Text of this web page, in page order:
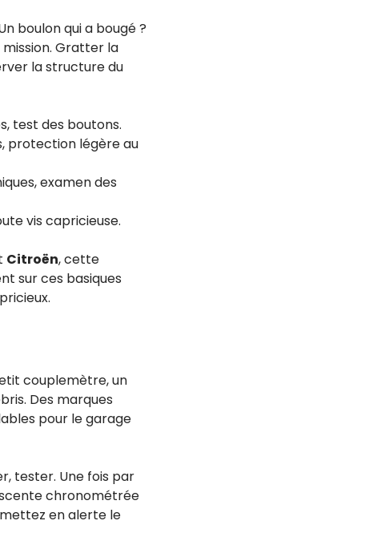
boulon qui a bougé ?
Gratter la
la structure du
test des boutons.
protection légère au
examen des
vis capricieuse.
Citroën, cette
sur ces basiques
couplemètre, un
Des marques
pour le garage
tester. Une fois par
chronométrée
en alerte le